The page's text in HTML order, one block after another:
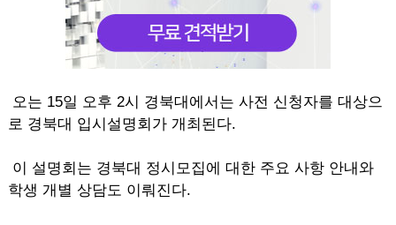
오는 15일 오후 2시 경북대에서는 사전 신청자를 대상으
로 경북대 입시설명회가 개최된다.
이 설명회는 경북대 정시모집에 대한 주요 사항 안내와
학생 개별 상담도 이뤄진다.